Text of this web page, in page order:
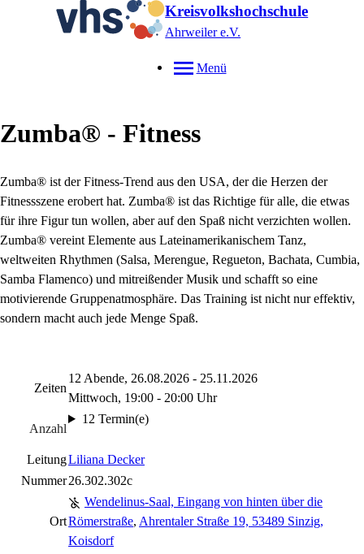
Kreisvolkshochschule
Ahrweiler e.V.
Menü
Zumba® - Fitness
Zumba® ist der Fitness-Trend aus den USA, der die Herzen der
Fitnessszene erobert hat. Zumba® ist das Richtige für alle, die etwas
für ihre Figur tun wollen, aber auf den Spaß nicht verzichten wollen.
Zumba® vereint Elemente aus Lateinamerikanischem Tanz,
weltweiten Rhythmen (Salsa, Merengue, Regueton, Bachata, Cumbia,
Samba Flamenco) und mitreißender Musik und schafft so eine
motivierende Gruppenatmosphäre. Das Training ist nicht nur effektiv,
sondern macht auch jede Menge Spaß.
Zeiten
12 Abende, 26.08.2026 - 25.11.2026
Mittwoch, 19:00 - 20:00 Uhr
Anzahl
12 Termin(e)
LeitungLiliana Decker
Nummer26.302.302c
Ort
Wendelinus-Saal, Eingang von hinten über die
Römerstraße, Ahrentaler Straße 19, 53489 Sinzig,
Koisdorf